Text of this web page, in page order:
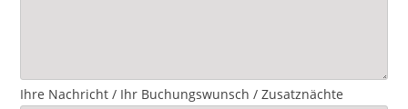
Ihre Nachricht / Ihr Buchungswunsch / Zusatznächte